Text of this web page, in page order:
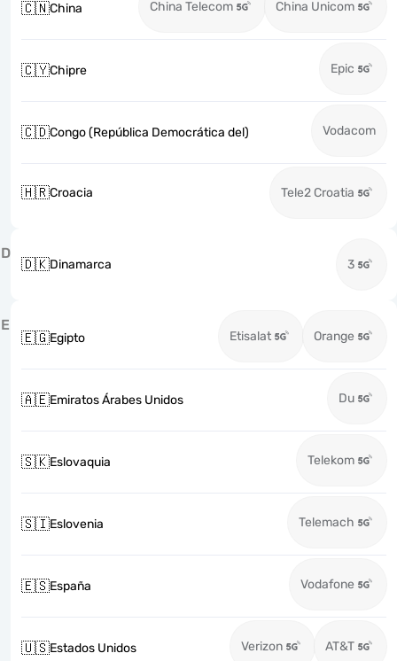
🇨🇳China China Telecom China Unicom
🇨🇾Chipre Epic
🇨🇩Congo (República Democrática del) Vodacom
🇭🇷Croacia Tele2 Croatia
D
🇩🇰Dinamarca 3
E
🇪🇬Egipto Etisalat Orange
🇦🇪Emiratos Árabes Unidos Du
🇸🇰Eslovaquia Telekom
🇸🇮Eslovenia Telemach
🇪🇸España Vodafone
🇺🇸Estados Unidos Verizon AT&T